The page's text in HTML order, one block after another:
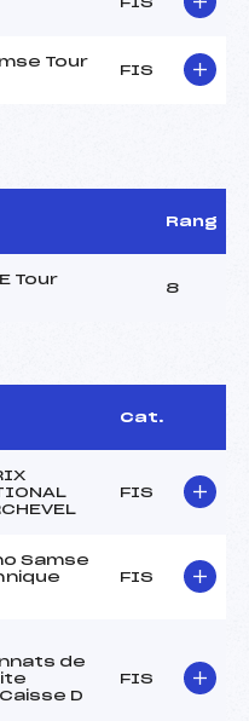
Tour
FIS
Rang
Tour
8
Cat.
FIS
Samse
FIS
de
D
FIS